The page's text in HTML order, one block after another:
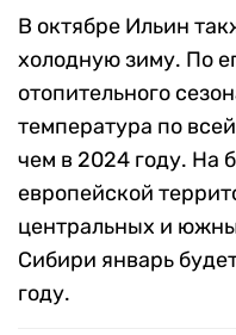
В октябре Ильин
холодную зиму. По
отопительного
температура по
чем в 2024 году. На
европейской
центральных и
Сибири январь
году.